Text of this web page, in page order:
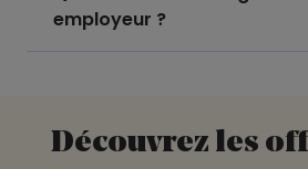
employeur ?
Découvrez les